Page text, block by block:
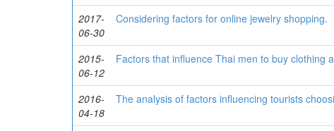
2017-
06-30
Considering factors for online jewelry shopping.
2015-
06-12
Factors that influence Thai men to buy clothing
2016-
04-18
The analysis of factors influencing tourists